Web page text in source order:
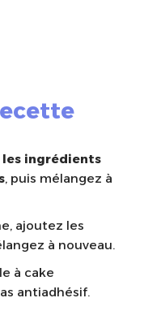
ingrédients
, puis mélangez à
ajoutez les
à nouveau.
à cake
antiadhésif.